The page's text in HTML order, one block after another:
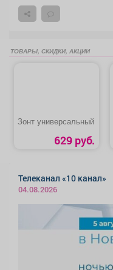
ТОВАРЫ, СКИДКИ, АКЦИИ
Зонт универсальный
629 руб.
Телеканал «10 канал»
04.08.2026